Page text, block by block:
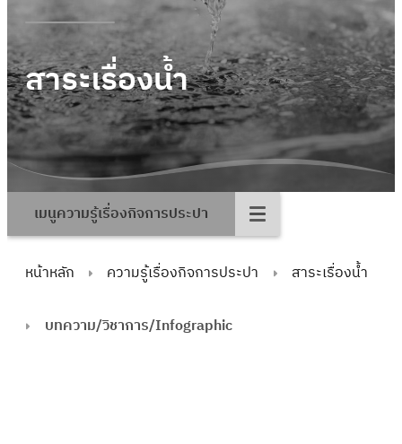
สาระเรื่องน้ำ
เมนูความรู้เรื่องกิจการประปา
หน้าหลัก ความรู้เรื่องกิจการประปา สาระเรื่องน้ำ
บทความ/วิชาการ/Infographic